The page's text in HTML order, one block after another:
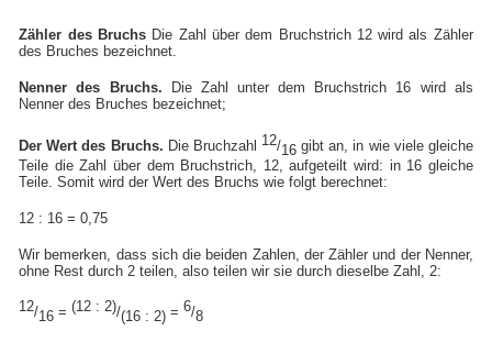
Zähler des BruchsDie Zahl über dem Bruchstrich 12 wird als Zähler
des Bruches bezeichnet.
Nenner des Bruchs. Die Zahl unter dem Bruchstrich 16 wird als
Nenner des Bruches bezeichnet;
Der Wert des Bruchs. Die Bruchzahl 12/16 gibt an, in wie viele gleiche
Teile die Zahl über dem Bruchstrich, 12, aufgeteilt wird: in 16 gleiche
Teile. Somit wird der Wert des Bruchs wie folgt berechnet:
12 : 16 = 0,75
Wir bemerken, dass sich die beiden Zahlen, der Zähler und der Nenner,
ohne Rest durch 2 teilen, also teilen wir sie durch dieselbe Zahl, 2:
12/16 =(12 : 2)/(16 : 2) =6/8